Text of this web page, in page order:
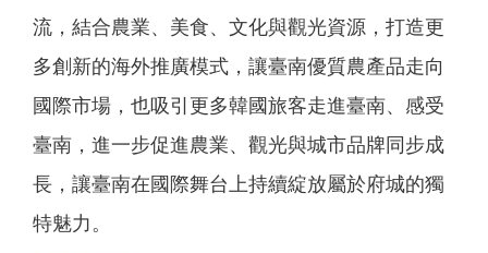
流，結合農業、美食、文化與觀光資源，打造更
多創新的海外推廣模式，讓臺南優質農產品走向
國際市場，也吸引更多韓國旅客走進臺南、感受
臺南，進一步促進農業、觀光與城市品牌同步成
長，讓臺南在國際舞台上持續綻放屬於府城的獨
特魅力。